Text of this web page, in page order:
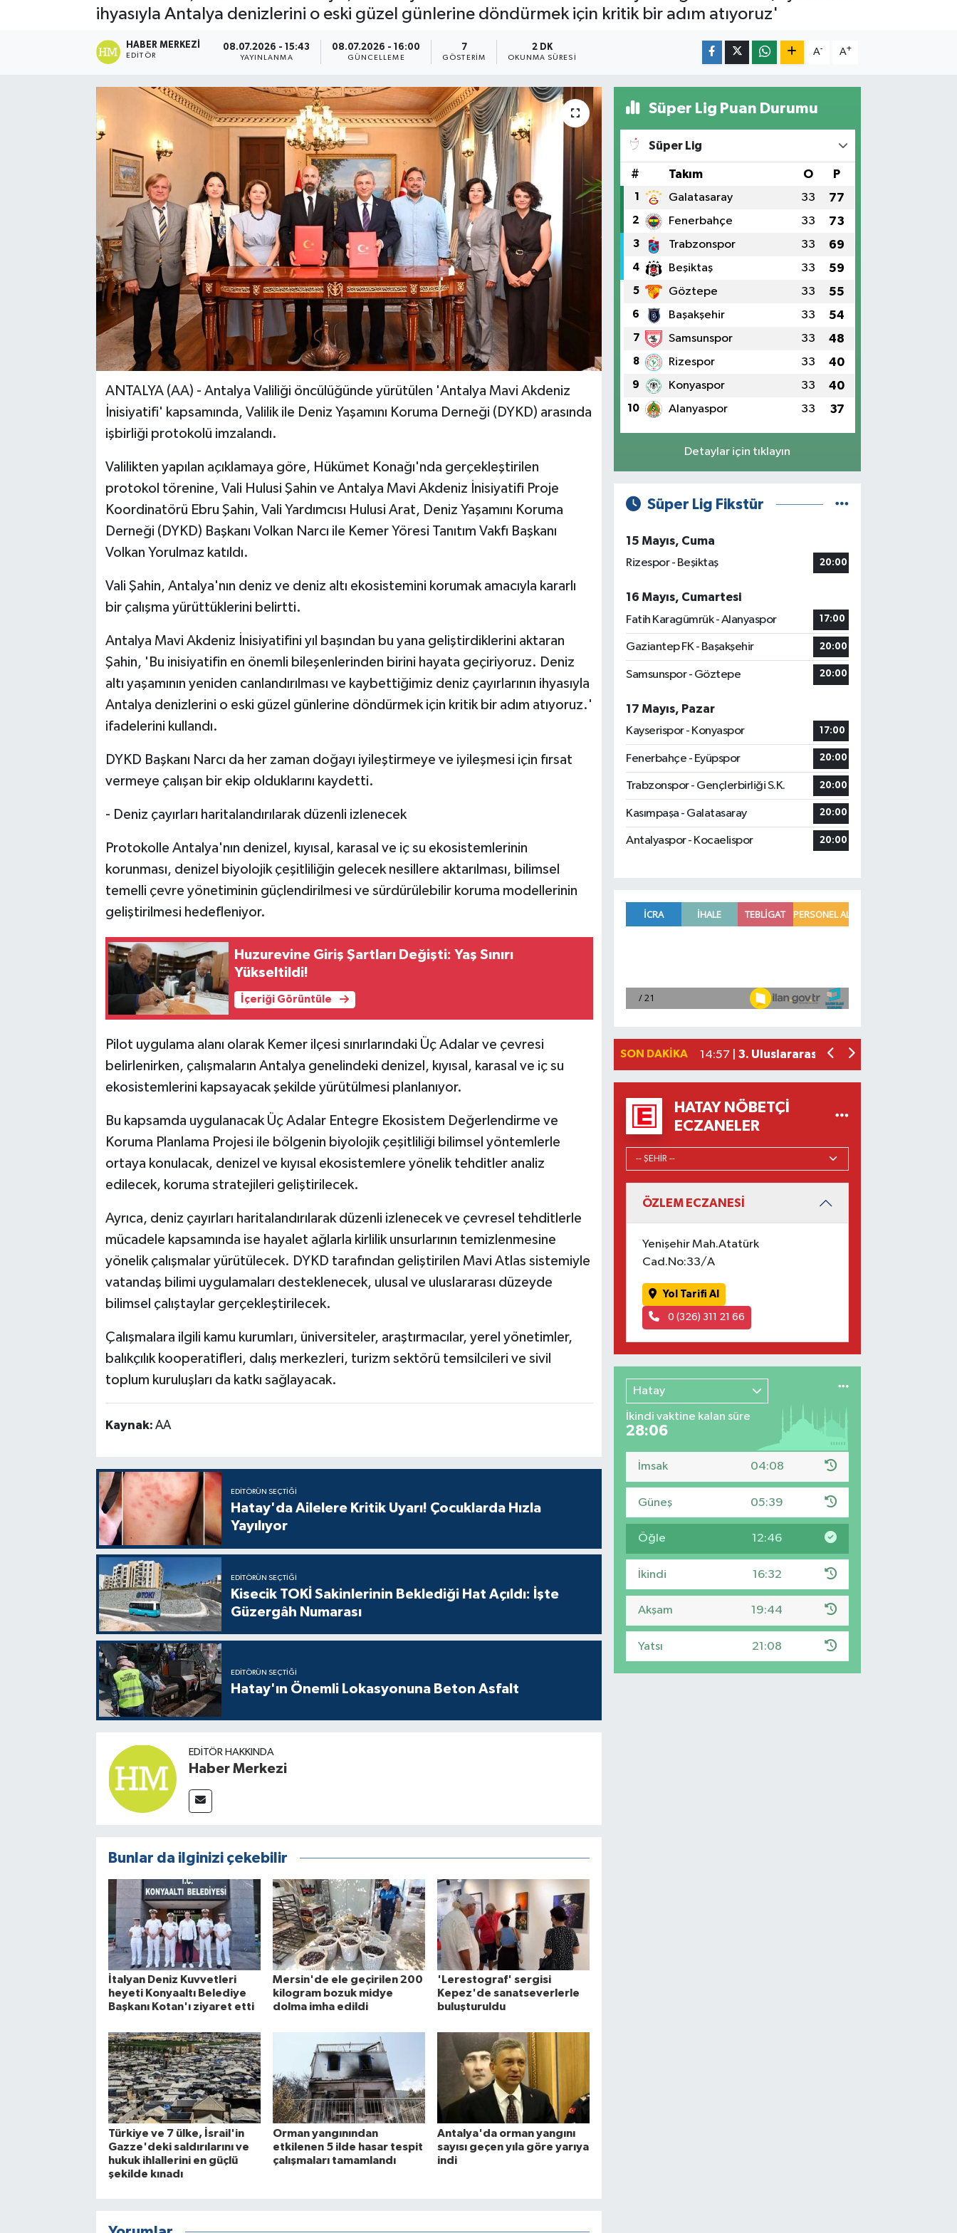
ihyasıyla Antalya denizlerini o eski güzel günlerine döndürmek için kritik bir adım atıyoruz'
HABER MERKEZI
EDITÖR
08.07.2026 - 15:43
YAYINLANMA
08.07.2026 - 16:00
GÜNCELLEME
7
GÖSTERIM
2 DK
OKUNMA SÜRESI
A- A+
ANTALYA (AA) - Antalya Valiliği öncülüğünde yürütülen 'Antalya Mavi Akdeniz
İnisiyatifi' kapsamında, Valilik ile Deniz Yaşamını Koruma Derneği (DYKD) arasında
işbirliği protokolü imzalandı.
Valilikten yapılan açıklamaya göre, Hükümet Konağı'nda gerçekleştirilen
protokol törenine, Vali Hulusi Şahin ve Antalya Mavi Akdeniz İnisiyatifi Proje
Koordinatörü Ebru Şahin, Vali Yardımcısı Hulusi Arat, Deniz Yaşamını Koruma
Derneği (DYKD) Başkanı Volkan Narcı ile Kemer Yöresi Tanıtım Vakfı Başkanı
Volkan Yorulmaz katıldı.
Vali Şahin, Antalya'nın deniz ve deniz altı ekosistemini korumak amacıyla kararlı
bir çalışma yürüttüklerini belirtti.
Antalya Mavi Akdeniz İnisiyatifini yıl başından bu yana geliştirdiklerini aktaran
Şahin, 'Bu inisiyatifin en önemli bileşenlerinden birini hayata geçiriyoruz. Deniz
altı yaşamının yeniden canlandırılması ve kaybettiğimiz deniz çayırlarının ihyasıyla
Antalya denizlerini o eski güzel günlerine döndürmek için kritik bir adım atıyoruz.'
ifadelerini kullandı.
DYKD Başkanı Narcı da her zaman doğayı iyileştirmeye ve iyileşmesi için fırsat
vermeye çalışan bir ekip olduklarını kaydetti.
- Deniz çayırları haritalandırılarak düzenli izlenecek
Protokolle Antalya'nın denizel, kıyısal, karasal ve iç su ekosistemlerinin
korunması, denizel biyolojik çeşitliliğin gelecek nesillere aktarılması, bilimsel
temelli çevre yönetiminin güçlendirilmesi ve sürdürülebilir koruma modellerinin
geliştirilmesi hedefleniyor.
Huzurevine Giriş Şartları Değişti: Yaş Sınırı
Yükseltildi!
İçeriği Görüntüle
Pilot uygulama alanı olarak Kemer ilçesi sınırlarındaki Üç Adalar ve çevresi
belirlenirken, çalışmaların Antalya genelindeki denizel, kıyısal, karasal ve iç su
ekosistemlerini kapsayacak şekilde yürütülmesi planlanıyor.
Bu kapsamda uygulanacak Üç Adalar Entegre Ekosistem Değerlendirme ve
Koruma Planlama Projesi ile bölgenin biyolojik çeşitliliği bilimsel yöntemlerle
ortaya konulacak, denizel ve kıyısal ekosistemlere yönelik tehditler analiz
edilecek, koruma stratejileri geliştirilecek.
Ayrıca, deniz çayırları haritalandırılarak düzenli izlenecek ve çevresel tehditlerle
mücadele kapsamında ise hayalet ağlarla kirlilik unsurlarının temizlenmesine
yönelik çalışmalar yürütülecek. DYKD tarafından geliştirilen Mavi Atlas sistemiyle
vatandaş bilimi uygulamaları desteklenecek, ulusal ve uluslararası düzeyde
bilimsel çalıştaylar gerçekleştirilecek.
Çalışmalara ilgili kamu kurumları, üniversiteler, araştırmacılar, yerel yönetimler,
balıkçılık kooperatifleri, dalış merkezleri, turizm sektörü temsilcileri ve sivil
toplum kuruluşları da katkı sağlayacak.
Kaynak: AA
EDITÖRÜN SEÇTIĞI
Hatay'da Ailelere Kritik Uyarı! Çocuklarda Hızla
Yayılıyor
EDITÖRÜN SEÇTIĞI
Kisecik TOKİ Sakinlerinin Beklediği Hat Açıldı: İşte
Güzergâh Numarası
EDITÖRÜN SEÇTIĞI
Hatay'ın Önemli Lokasyonuna Beton Asfalt
EDITÖR HAKKINDA
Haber Merkezi
Bunlar da ilginizi çekebilir
İtalyan Deniz Kuvvetleri
heyeti Konyaaltı Belediye
Başkanı Kotan'ı ziyaret etti
Mersin'de ele geçirilen 200
kilogram bozuk midye
dolma imha edildi
'Lerestograf' sergisi
Kepez'de sanatseverlerle
buluşturuldu
Türkiye ve 7 ülke, İsrail'in
Gazze'deki saldırılarını ve
hukuk ihlallerini en güçlü
şekilde kınadı
Orman yangınından
etkilenen 5 ilde hasar tespit
çalışmaları tamamlandı
Antalya'da orman yangını
sayısı geçen yıla göre yarıya
indi
Süper Lig Puan Durumu
Süper Lig
# Takım O P
1 Galatasaray 33 77
2 Fenerbahçe 33 73
3 Trabzonspor 33 69
4 Beşiktaş 33 59
5 Göztepe 33 55
6 Başakşehir 33 54
7 Samsunspor 33 48
8 Rizespor 33 40
9 Konyaspor 33 40
10 Alanyaspor 33 37
Detaylar için tıklayın
Süper Lig Fikstür
15 Mayıs, Cuma
Rizespor - Beşiktaş
20:00
16 Mayıs, Cumartesi
Fatih Karagümrük - Alanyaspor
17:00
Gaziantep FK - Başakşehir 20:00
Samsunspor - Göztepe 20:00
17 Mayıs, Pazar
Kayserispor - Konyaspor
17:00
Fenerbahçe - Eyüpspor 20:00
Trabzonspor - Gençlerbirliği S.K. 20:00
Kasımpaşa - Galatasaray 20:00
Antalyaspor - Kocaelispor 20:00
SON DAKIKA
Kisecik TOKİ Sakinlerinin Beklediği
14:57 | 3. Uluslararası Kahramanmaraş
HATAY NÖBETÇI
ECZANELER
ÖZLEM ECZANESİ
Yenişehir Mah.Atatürk
Cad.No:33/A
Yol Tarifi Al
0 (326) 311 21 66
Hatay
İkindi vaktine kalan süre
28:05
İmsak 04:08
Güneş 05:39
Öğle 12:46
İkindi 16:32
Akşam 19:44
Yatsı 21:08